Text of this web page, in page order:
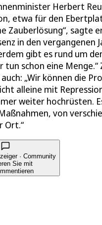
Herbert
etwa für den
Zauberlösung“, sagte
in den vergangenen
gibt es rund um
tun schon eine
„Wir können die
alleine mit
weiter hochrüsten.
von
Ort.“
· Community
Sie mit